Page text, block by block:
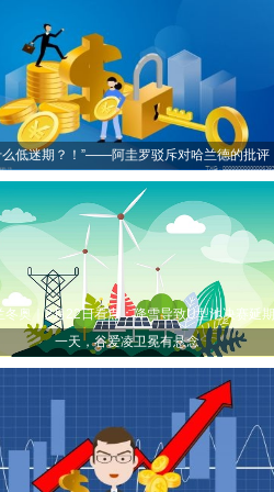
么低迷期？！”——阿圭罗驳斥对哈兰德的批评
冬奥｜2月22日看点：降雪导致U型池决赛延期
一天，谷爱凌卫冕有悬念